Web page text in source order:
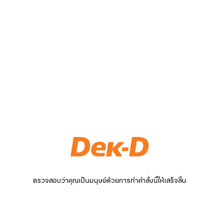
ตรวจสอบว่าคุณเป็นมนุษย์ด้วยการทำคำสั่งนี้ให้เสร็จสิ้น